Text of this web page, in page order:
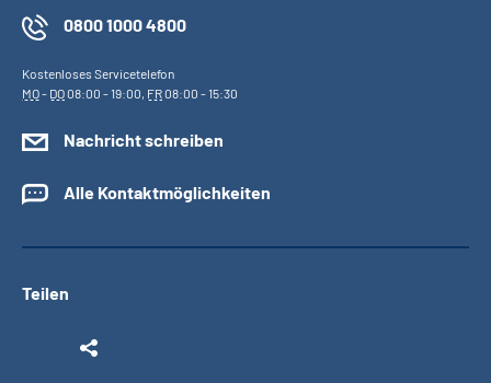
0800 1000 4800
Kostenloses Servicetelefon
MO- DO08:00 - 19:00, FR08:00 - 15:30
Nachricht schreiben
Alle Kontaktmöglichkeiten
Teilen